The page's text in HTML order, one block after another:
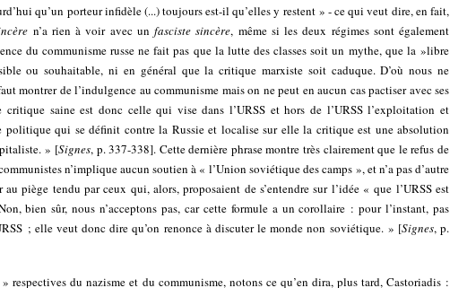
qu’un porteur infidèle (...) toujours est-il qu’elles y restent » - ce qui veut dire, en fait,
n’a rien à voir avec unfasciste sincère, même si les deux régimes sont également
du communisme russe ne fait pas que la lutte des classes soit un mythe, que la »libre
ou souhaitable, ni en général que la critique marxiste soit caduque. D’où nous ne
montrer de l’indulgence au communisme mais on ne peut en aucun cas pactiser avec ses
critique saine est donc celle qui vise dans l’URSS et hors de l’URSS l’exploitation et
politique qui se définit contre la Russie et localise sur elle la critique est une absolution
» [Signes, p. 337-338]. Cette dernière phrase montre très clairement que le refus de
n’implique aucun soutien à « l’Union soviétique des camps », et n’a pas d’autre
au piège tendu par ceux qui, alors, proposaient de s’entendre sur l’idée « que l’URSS est
bien sûr, nous n’acceptons pas, car cette formule a un corollaire : pour l’instant, pas
; elle veut donc dire qu’on renonce à discuter le monde non soviétique. » [Signes, p.
respectives du nazisme et du communisme, notons ce qu’en dira, plus tard, Castoriadis :